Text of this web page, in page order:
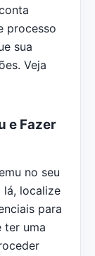
processo
sua
Veja
e Fazer
no seu
lá, localize
para
ter uma